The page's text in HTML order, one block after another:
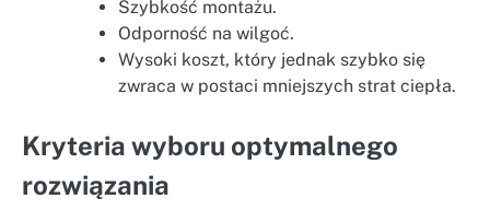
Szybkość montażu.
Odporność na wilgoć.
Wysoki koszt, który jednak szybko się
zwraca w postaci mniejszych strat ciepła.
Kryteria wyboru optymalnego
rozwiązania